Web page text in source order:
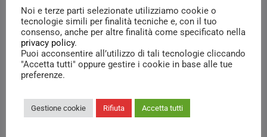
Noi e terze parti selezionate utilizziamo cookie o
tecnologie simili per finalità tecniche e, con il tuo
consenso, anche per altre finalità come specificato nella
privacy policy.
Puoi acconsentire all’utilizzo di tali tecnologie cliccando
"Accetta tutti" oppure gestire i cookie in base alle tue
preferenze.
Gestione cookie Rifiuta Accetta tutti